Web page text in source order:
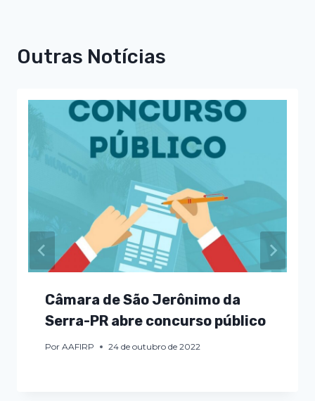
Outras Notícias
Câmara de São Jerônimo da
Serra-PR abre concurso público
Por AAFIRP 24 de outubro de 2022